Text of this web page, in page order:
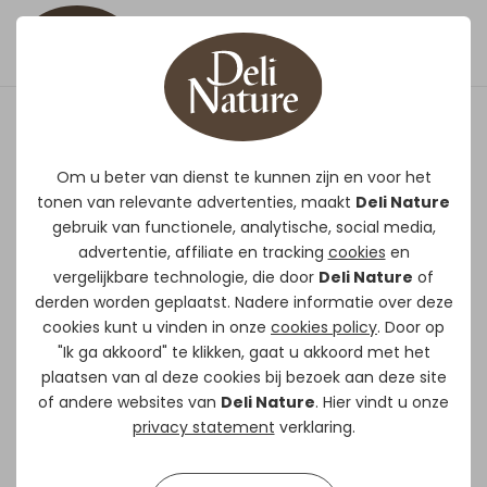
Om u beter van dienst te kunnen zijn en voor het
tonen van relevante advertenties, maakt Deli Nature
gebruik van functionele, analytische, social media,
advertentie, affiliate en tracking cookies en
vergelijkbare technologie, die door Deli Nature of
derden worden geplaatst. Nadere informatie over deze
cookies kunt u vinden in onze cookies policy. Door op
"Ik ga akkoord" te klikken, gaat u akkoord met het
plaatsen van al deze cookies bij bezoek aan deze site
of andere websites van Deli Nature. Hier vindt u onze
privacy statement verklaring.
ChiX Krielkippen Mix
Volledig diervoeder
voor krielkippen en sierhoenders (bv.
fazanten, Patrijzen, …)
Gevarieerde kant-en-klaar mix :
Makkelijk in gebruik = “ready-
to-use”
Fijne structuur wat zorgt voor
een volledige opname
Met grit = noodzakelijk voor de